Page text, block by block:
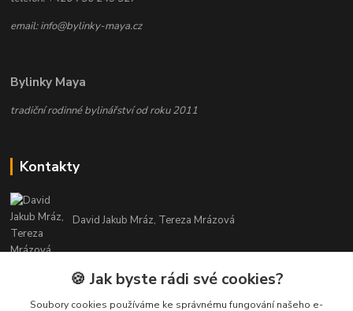
email: info@bylinky-maya.cz
Bylinky Maya
tradiční rodinné bylinářství od roku 2011
Kontakty
David Jakub Mráz, Tereza Mrázová
info@bylinky-maya.cz
🍪 Jak byste rádi své cookies?
Soubory cookies používáme ke správnému fungování našeho e-